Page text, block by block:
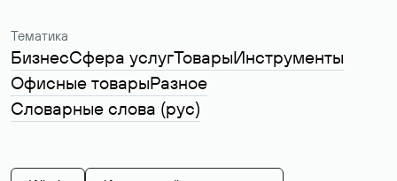
Тематика
БизнесСфера услугТоварыИнструменты
Офисные товарыРазное
Словарные слова (рус)